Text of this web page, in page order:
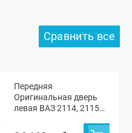
Передняя
Оригинальная дверь
левая ВАЗ 2114, 2115